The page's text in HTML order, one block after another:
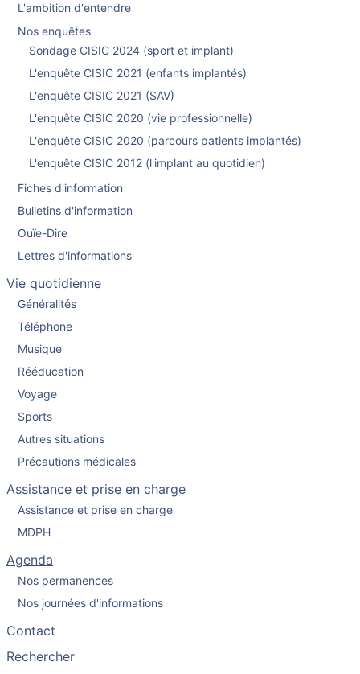
L'ambition d'entendre
Nos enquêtes
Sondage CISIC 2024 (sport et implant)
L'enquête CISIC 2021 (enfants implantés)
L'enquête CISIC 2021 (SAV)
L'enquête CISIC 2020 (vie professionnelle)
L'enquête CISIC 2020 (parcours patients implantés)
L'enquête CISIC 2012 (l'implant au quotidien)
Fiches d'information
Bulletins d'information
Ouïe-Dire
Lettres d'informations
Vie quotidienne
Généralités
Téléphone
Musique
Rééducation
Voyage
Sports
Autres situations
Précautions médicales
Assistance et prise en charge
Assistance et prise en charge
MDPH
Agenda
Nos permanences
Nos journées d'informations
Contact
Rechercher